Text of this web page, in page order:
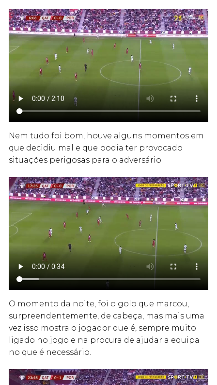
Nem tudo foi bom, houve alguns momentos em
que decidiu mal e que podia ter provocado
situações perigosas para o adversário.
O momento da noite, foi o golo que marcou,
surpreendentemente, de cabeça, mas mais uma
vez isso mostra o jogador que é, sempre muito
ligado no jogo e na procura de ajudar a equipa
no que é necessário.